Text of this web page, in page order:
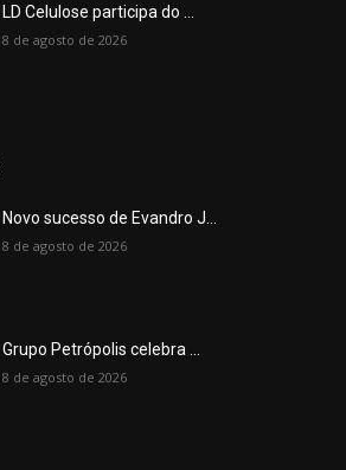
LD Celulose participa do ...
8 de agosto de 2026
Novo sucesso de Evandro J...
8 de agosto de 2026
Grupo Petrópolis celebra ...
8 de agosto de 2026